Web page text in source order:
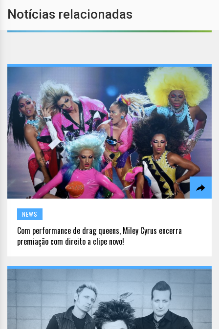
Notícias relacionadas
NEWS
Com performance de drag queens, Miley Cyrus encerra
premiação com direito a clipe novo!